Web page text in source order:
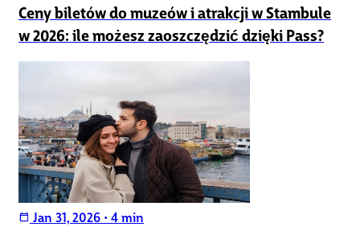
Ceny biletów do muzeów i atrakcji w Stambule
w 2026: ile możesz zaoszczędzić dzięki Pass?
calendar_today Jan 31, 2026 • 4 min